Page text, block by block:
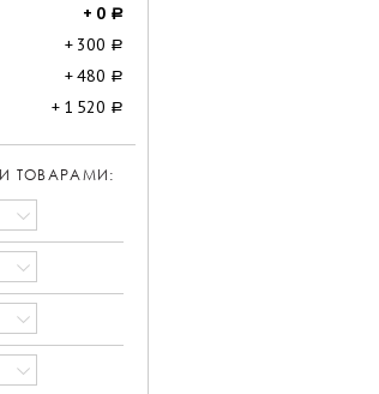
+ 0 a
+ 300 a
+ 480 a
+ 1 520 a
ТОВАРАМИ: